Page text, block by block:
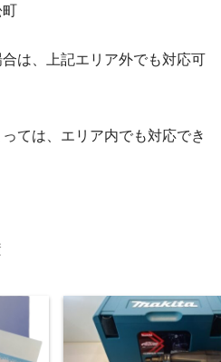
は、上記エリア外でも対応可
ては、エリア内でも対応でき